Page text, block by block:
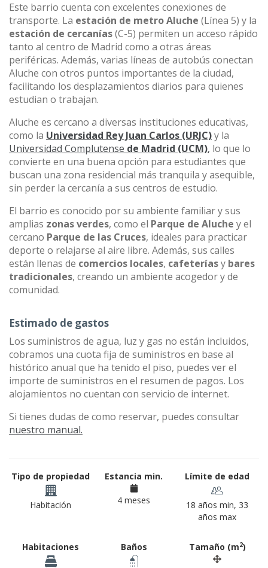
Este barrio cuenta con excelentes conexiones de
transporte. La estación de metro Aluche (Línea 5) y la
estación de cercanías(C-5) permiten un acceso rápido
tanto al centro de Madrid como a otras áreas
periféricas. Además, varias líneas de autobús conectan
Aluche con otros puntos importantes de la ciudad,
facilitando los desplazamientos diarios para quienes
estudian o trabajan.
Aluche es cercano a diversas instituciones educativas,
como la Universidad Rey Juan Carlos (URJC)y la
Universidad Complutense de Madrid (UCM), lo que lo
convierte en una buena opción para estudiantes que
buscan una zona residencial más tranquila y asequible,
sin perder la cercanía a sus centros de estudio.
El barrio es conocido por su ambiente familiar y sus
amplias zonas verdes, como el Parque de Aluche y el
cercano Parque de las Cruces, ideales para practicar
deporte o relajarse al aire libre. Además, sus calles
están llenas de comercios locales, cafeteríasy bares
tradicionales, creando un ambiente acogedor y de
comunidad.
Estimado de gastos
Los suministros de agua, luz y gas no están incluidos,
cobramos una cuota fija de suministros en base al
histórico anual que ha tenido el piso, puedes ver el
importe de suministros en el resumen de pagos. Los
alojamientos no cuentan con servicio de internet.
Si tienes dudas de como reservar, puedes consultar
nuestro manual.
Tipo de propiedad
Habitación
Estancia min.
4 meses
Límite de edad
18 años min, 33
años max
Habitaciones Baños Tamaño (m2)